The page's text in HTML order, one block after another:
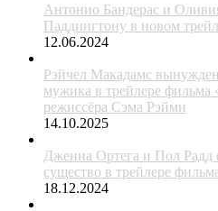
Антонио Бандерас и
Паддингтону в новом
12.06.2024
Рэйчел Макадамс
мужика в трейлере
режиссёра Сэма Рэйми
14.10.2025
Дженна Ортега и Пол Радд
существо в трейлере
18.12.2024